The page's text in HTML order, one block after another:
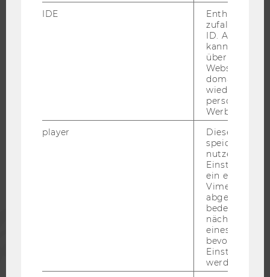
JOBS MIT WU-STUDIUM
IDE
Enthält eine
ID. Anhand
kann Google
über
Websites
Werbung
player
Dieses Cookie
speichert
ein
Vimeo-Video
abgespielt
bedeutet,
nächsten
eines Vimeo-
bevorzugten
werden.